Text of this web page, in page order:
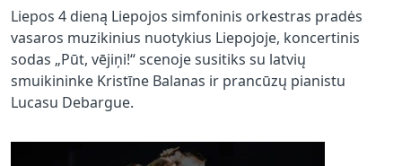
Liepos 4 dieną Liepojos simfoninis orkestras pradės
vasaros muzikinius nuotykius Liepojoje, koncertinis
sodas „Pūt, vējiņi!“ scenoje susitiks su latvių
smuikininke Kristīne Balanas ir prancūzų pianistu
Lucasu Debargue.